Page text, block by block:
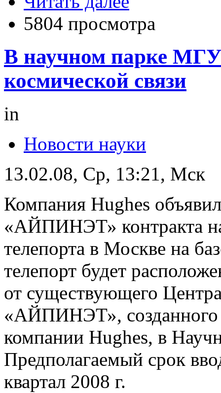
5804 просмотра
В научном парке МГУ
космической связи
in
Новости науки
13.02.08, Ср, 13:21, Мск
Компания Hughes
«АЙПИНЭТ» контракта
телепорта в Москве на
телепорт будет
от существующего
«АЙПИНЭТ», созданного
компании Hughes, в
Предполагаемый срок
квартал 2008 г.